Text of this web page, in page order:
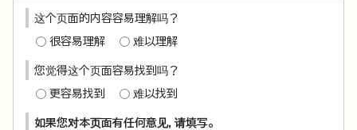
这个页面的内容容易理解吗？
很容易理解 难以理解
您觉得这个页面容易找到吗？
更容易找到 难以找到
如果您对本页面有任何意见，请填写。